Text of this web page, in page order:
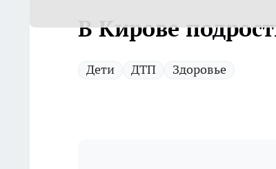
В Кирове
Дети ДТП Здоровье